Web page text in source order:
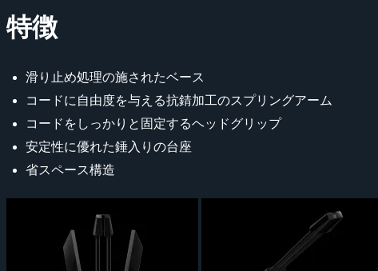
特徴
滑り止め処理の施されたベース
コードに自由度を与える抗錆加工のスプリングアーム
コードをしっかりと固定するヘッドグリップ
安定性に優れた錘入りの台座
省スペース構造